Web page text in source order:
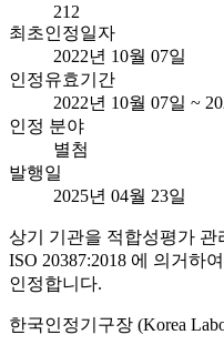
212
최초인정일자
2022년 10월 07일
인정유효기간
2022년 10월 07일 ~
인정 분야
별첨
발행일
2025년 04월 23일
상기 기관을 적합성평가 관
ISO 20387:2018 에 의거하
인정합니다.
한국인정기구장 (Korea